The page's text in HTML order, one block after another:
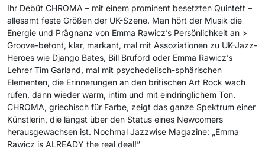
Ihr Debüt CHROMA – mit einem prominent besetzten Quintett –
allesamt feste Größen der UK-Szene. Man hört der Musik die
Energie und Prägnanz von Emma Rawicz’s Persönlichkeit an >
Groove-betont, klar, markant, mal mit Assoziationen zu UK-Jazz-
Heroes wie Django Bates, Bill Bruford oder Emma Rawicz’s
Lehrer Tim Garland, mal mit psychedelisch-sphärischen
Elementen, die Erinnerungen an den britischen Art Rock wach
rufen, dann wieder warm, intim und mit eindringlichem Ton.
CHROMA, griechisch für Farbe, zeigt das ganze Spektrum einer
Künstlerin, die längst über den Status eines Newcomers
herausgewachsen ist. Nochmal Jazzwise Magazine: „Emma
Rawicz is ALREADY the real deal!”